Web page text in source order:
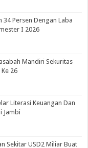
34 Persen Dengan Laba
I 2026
Mandiri Sekuritas
26
Literasi Keuangan Dan
Jambi
Sekitar USD2 Miliar Buat